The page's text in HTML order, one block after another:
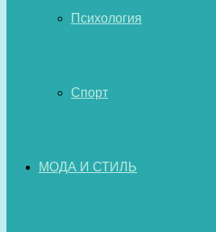
Психология
Спорт
МОДА И СТИЛЬ